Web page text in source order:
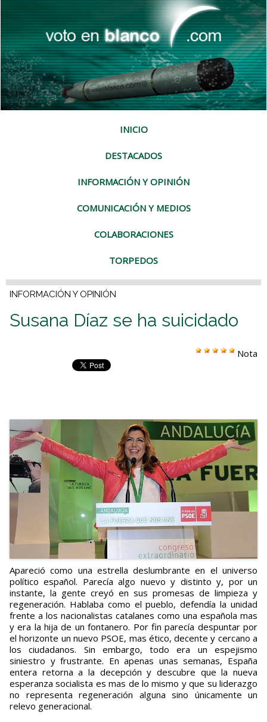
INICIO
DESTACADOS
INFORMACIÓN Y OPINIÓN
COMUNICACIÓN Y MEDIOS
COLABORACIONES
TORPEDOS
INFORMACIÓN Y OPINIÓN
Susana Díaz se ha suicidado
Nota
Apareció como una estrella deslumbrante en el universo
político español. Parecía algo nuevo y distinto y, por un
instante, la gente creyó en sus promesas de limpieza y
regeneración. Hablaba como el pueblo, defendía la unidad
frente a los nacionalistas catalanes como una española mas
y era la hija de un fontanero. Por fin parecía despuntar por
el horizonte un nuevo PSOE, mas ético, decente y cercano a
los ciudadanos. Sin embargo, todo era un espejismo
siniestro y frustrante. En apenas unas semanas, España
entera retorna a la decepción y descubre que la nueva
esperanza socialista es mas de lo mismo y que su liderazgo
no representa regeneración alguna sino únicamente un
relevo generacional.